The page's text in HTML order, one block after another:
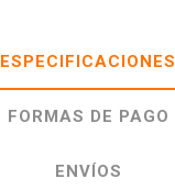
ESPECIFICACIONES
FORMAS DE PAGO
ENVÍOS